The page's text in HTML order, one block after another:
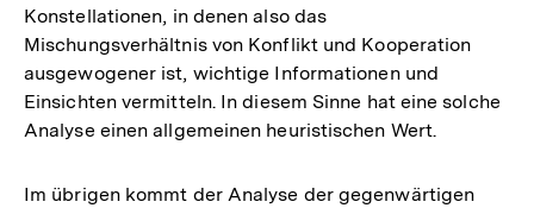
Konstellationen, in denen also das
Mischungsverhältnis von Konflikt und Kooperation
ausgewogener ist, wichtige Informationen und
Einsichten vermitteln. In diesem Sinne hat eine solche
Analyse einen allgemeinen heuristischen Wert.
Im übrigen kommt der Analyse der gegenwärtigen